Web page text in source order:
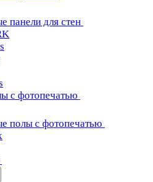
панели для стен
с фотопечатью
полы с фотопечатью